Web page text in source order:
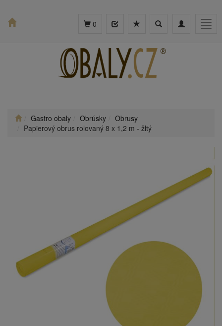
Toggle
Toggle
0
Gastro obaly Obrúsky
Obrusy
Papierový obrus rolovaný 8 x 1,2 m - žltý